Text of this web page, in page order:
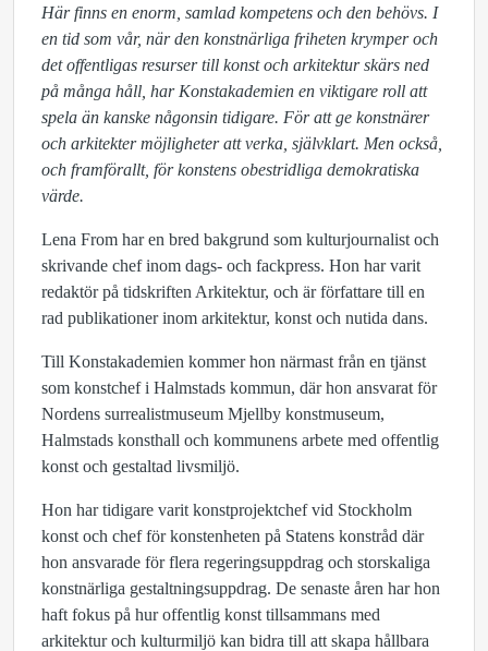
Här finns en enorm, samlad kompetens och den behövs. I
en tid som vår, när den konstnärliga friheten krymper och
det offentligas resurser till konst och arkitektur skärs ned
på många håll, har Konstakademien en viktigare roll att
spela än kanske någonsin tidigare. För att ge konstnärer
och arkitekter möjligheter att verka, självklart. Men också,
och framförallt, för konstens obestridliga demokratiska
värde.
Lena From har en bred bakgrund som kulturjournalist och
skrivande chef inom dags- och fackpress. Hon har varit
redaktör på tidskriften Arkitektur, och är författare till en
rad publikationer inom arkitektur, konst och nutida dans.
Till Konstakademien kommer hon närmast från en tjänst
som konstchef i Halmstads kommun, där hon ansvarat för
Nordens surrealistmuseum Mjellby konstmuseum,
Halmstads konsthall och kommunens arbete med offentlig
konst och gestaltad livsmiljö.
Hon har tidigare varit konstprojektchef vid Stockholm
konst och chef för konstenheten på Statens konstråd där
hon ansvarade för flera regeringsuppdrag och storskaliga
konstnärliga gestaltningsuppdrag. De senaste åren har hon
haft fokus på hur offentlig konst tillsammans med
arkitektur och kulturmiljö kan bidra till att skapa hållbara